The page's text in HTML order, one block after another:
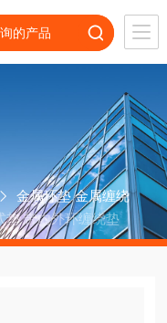
金属环垫 金属缠绕
垫 带内外环缠绕垫